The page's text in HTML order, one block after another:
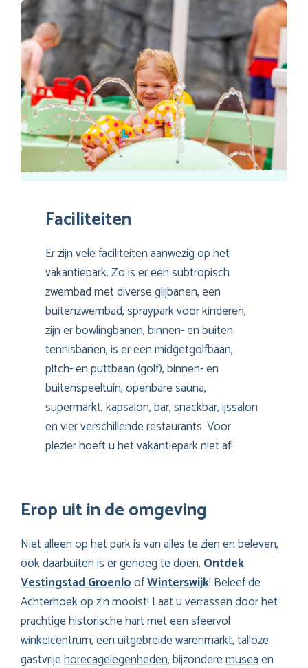
Faciliteiten
Er zijn velefaciliteitenaanwezig op het
vakantiepark. Zo is er een subtropisch
zwembad met diverse glijbanen, een
buitenzwembad, spraypark voor kinderen,
zijn er bowlingbanen, binnen- en buiten
tennisbanen, is er een midgetgolfbaan,
pitch- en puttbaan (golf), binnen- en
buitenspeeltuin, openbare sauna,
supermarkt, kapsalon, bar, snackbar, ijssalon
en vier verschillende restaurants. Voor
plezier hoeft u het vakantiepark niet af!
Erop uit in de omgeving
Niet alleen op het park is van alles te zien en beleven,
ook daarbuiten is er genoeg te doen. Ontdek
Vestingstad GroenloofWinterswijk! Beleef de
Achterhoek op z’n mooist! Laat u verrassen door het
prachtige historische hart met een sfeervol
winkelcentrum, een uitgebreidewarenmarkt, talloze
gastvrijehorecagelegenheden, bijzonderemuseaen